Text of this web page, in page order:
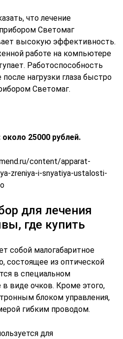
что лечение
Светомаг
высокую эффективность.
работе на компьютере
Работоспособность
нагрузки глаза быстро
Светомаг.
25000 рублей.
content/apparat-
zreniya-i-snyatiya-ustalosti-
для лечения
где купить
собой малогабаритное
состоящее из оптической
в специальном
виде очков. Кроме этого,
блоком управления,
гибким проводом.
для